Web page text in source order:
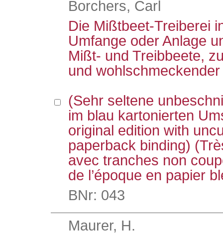
Borchers, Carl
Die Mißtbeet-Treiberei
Umfange oder Anlage
Mißt- und Treibbeete,
und
(Sehr seltene
im blau kartonierten
original edition with
paperback binding)
avec tranches non
de l’époque en papier
BNr: 043
Maurer, H.